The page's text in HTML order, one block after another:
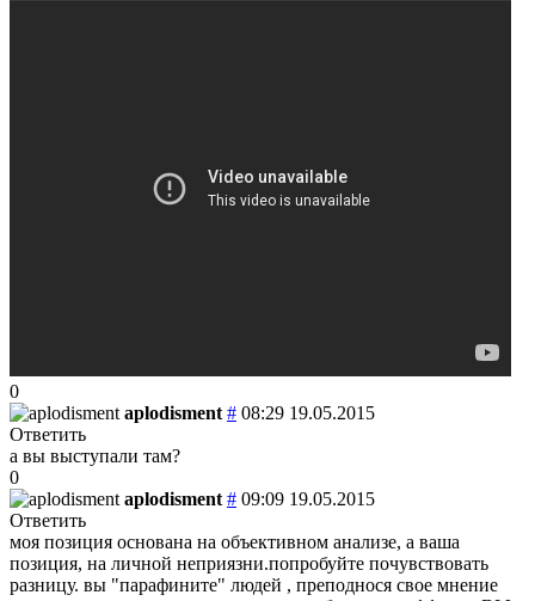
0
aplodisment # 08:29 19.05.2015
Ответить
а вы выступали там?
0
aplodisment # 09:09 19.05.2015
Ответить
моя позиция основана на объективном анализе, а ваша
позиция, на личной неприязни.попробуйте почувствовать
разницу. вы "парафините" людей , преподнося свое мнение